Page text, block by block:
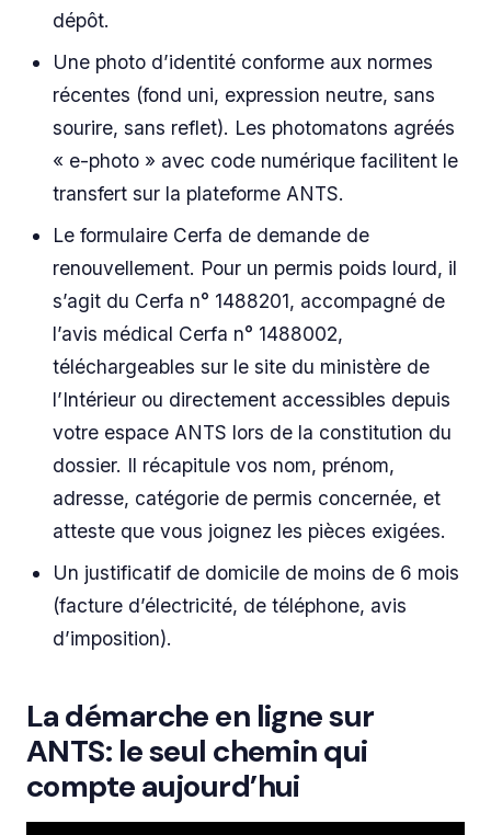
dépôt.
Une photo d’identité conforme aux normes
récentes (fond uni, expression neutre, sans
sourire, sans reflet). Les photomatons agréés
« e-photo » avec code numérique facilitent le
transfert sur la plateforme ANTS.
Le formulaire Cerfa de demande de
renouvellement. Pour un permis poids lourd, il
s’agit du Cerfa n° 1488201, accompagné de
l’avis médical Cerfa n° 1488002,
téléchargeables sur le site du ministère de
l’Intérieur ou directement accessibles depuis
votre espace ANTS lors de la constitution du
dossier. Il récapitule vos nom, prénom,
adresse, catégorie de permis concernée, et
atteste que vous joignez les pièces exigées.
Un justificatif de domicile de moins de 6 mois
(facture d’électricité, de téléphone, avis
d’imposition).
La démarche en ligne sur
ANTS: le seul chemin qui
compte aujourd’hui